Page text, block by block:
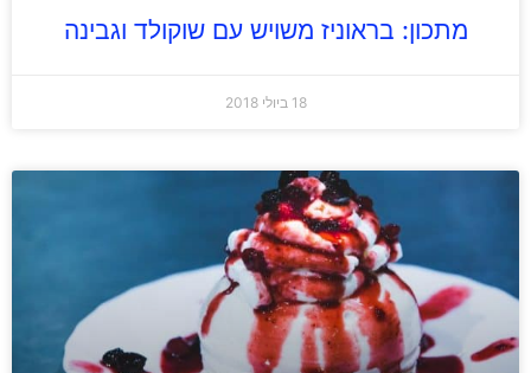
מתכון: בראוניז משויש עם שוקולד וגבינה
18 ביולי 2018